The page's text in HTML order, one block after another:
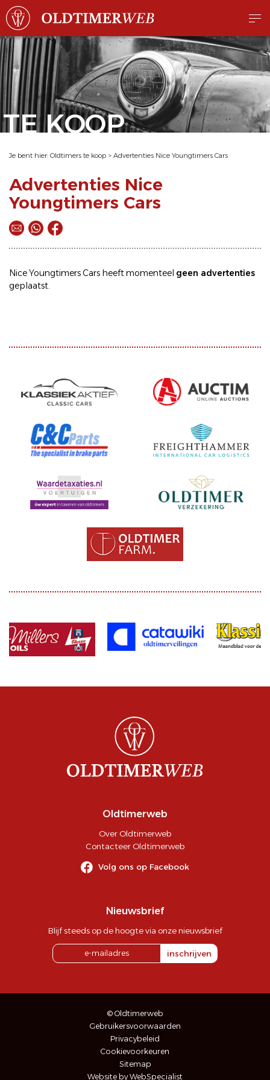
TE KOOP
Je bent hier: Oldtimers te koop > Advertenties Nice Youngtimers Cars
Advertenties Nice
Youngtimers Cars
Nice Youngtimers Cars heeft momenteel geen advertenties
geplaatst.
Oldtimerweb
Over Oldtimerweb
Contacteer Oldtimerweb
Volg ons op Facebook
Nieuwsbrief
Blijf steeds op de hoogte via onze nieuwsbrief
inschrijven
© Oldtimerweb
Gebruikersvoorwaarden
Privacybeleid
Cookievoorkeuren
Sitemap
Website by WebSpecialist